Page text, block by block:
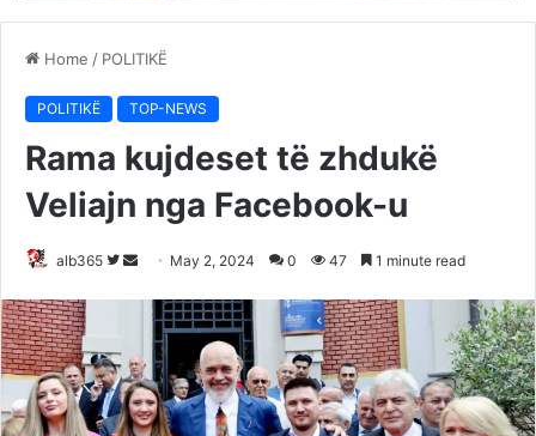
Home / POLITIKË
POLITIKË TOP-NEWS
Rama kujdeset të zhdukë
Veliajn nga Facebook-u
alb365
Follow
Twitter
Send
email
May 2, 2024 0 47 1 minute read